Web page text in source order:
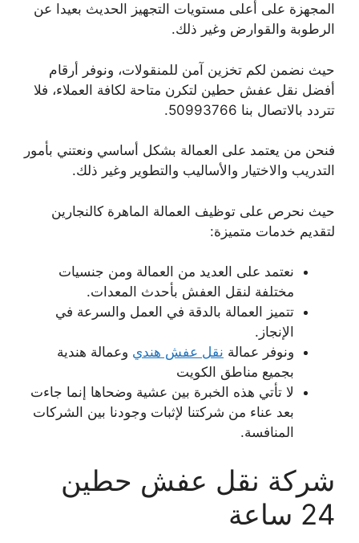
المجهزة على أعلى مستويات التجهيز الحديث بعيدا عن
الرطوبة والقوارض وغير ذلك.
حيث نضمن لكم تخزين آمن للمنقولات، ونوفر أرقام
أفضل نقل عفش حطين لتكرن متاحة لكافة العملاء، فلا
تتردد بالاتصال بنا 50993766.
فنحن من يعتمد على العمالة بشكل أساسي ونعتني بأمور
التدريب والاختيار والأساليب والتطوير وغير ذلك.
حيث نحرص على توظيف العمالة الماهرة كالنجارين
لتقديم خدمات متميزة:
نعتمد على العديد من العمالة ومن جنسيات
مختلفة لنقل العفش بأحدث المعدات.
تتميز العمالة بالدقة في العمل والسرعة في
الإنجاز.
ونوفر عمالة نقل عفش هندي وعمالة هندية
بجميع مناطق الكويت
لا تأتي هذه الخبرة بين عشية وضحاها إنما جاءت
بعد عناء من شركتنا لإثبات وجودنا بين الشركات
المنافسة.
شركة نقل عفش حطين
24 ساعة